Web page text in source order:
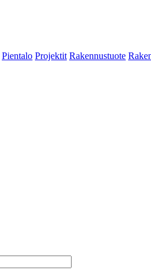
Pientalo Projektit Rakennustuote